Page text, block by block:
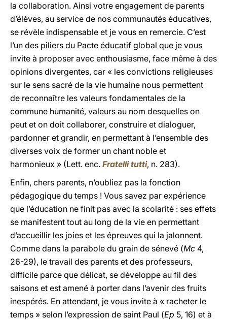
la collaboration. Ainsi votre engagement de parents
d’élèves, au service de nos communautés éducatives,
se révèle indispensable et je vous en remercie. C’est
l’un des piliers du Pacte éducatif global que je vous
invite à proposer avec enthousiasme, face même à des
opinions divergentes, car « les convictions religieuses
sur le sens sacré de la vie humaine nous permettent
de reconnaître les valeurs fondamentales de la
commune humanité, valeurs au nom desquelles on
peut et on doit collaborer, construire et dialoguer,
pardonner et grandir, en permettant à l’ensemble des
diverses voix de former un chant noble et
harmonieux » (Lett. enc. Fratelli tutti, n. 283).
Enfin, chers parents, n’oubliez pas la fonction
pédagogique du temps ! Vous savez par expérience
que l’éducation ne finit pas avec la scolarité : ses effets
se manifestent tout au long de la vie en permettant
d’accueillir les joies et les épreuves qui la jalonnent.
Comme dans la parabole du grain de sénevé (Mc 4,
26-29), le travail des parents et des professeurs,
difficile parce que délicat, se développe au fil des
saisons et est amené à porter dans l’avenir des fruits
inespérés. En attendant, je vous invite à « racheter le
temps » selon l’expression de saint Paul (Ep 5, 16) et à